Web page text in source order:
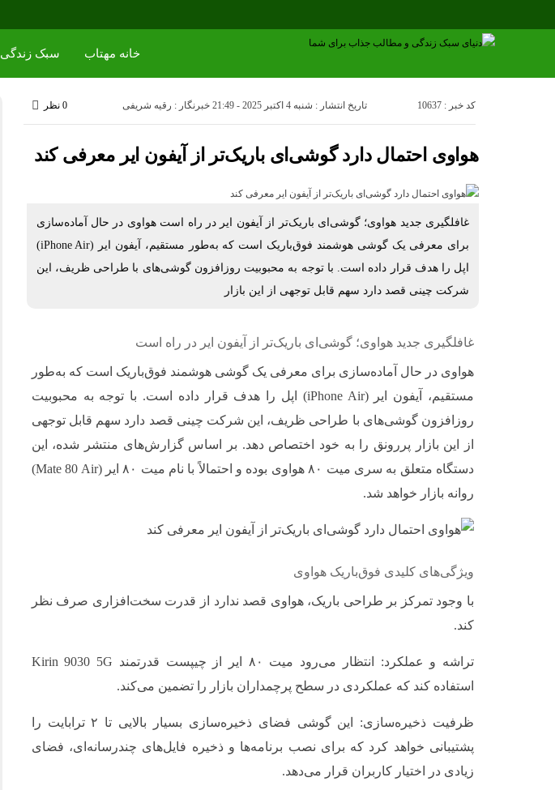
خانه مهتاب سبک زندگی
تاریخ انتشار : شنبه 4 اکتبر 2025 - 21:49 خبرنگار : رقیه شریفی کد خبر : 10637 0 نظر
هواوی احتمال دارد گوشی‌ای باریک‌تر از آیفون ایر معرفی کند
غافلگیری جدید هواوی؛ گوشی‌ای باریک‌تر از آیفون ایر در راه است هواوی در حال آماده‌سازی
برای معرفی یک گوشی هوشمند فوق‌باریک است که به‌طور مستقیم، آیفون ایر (iPhone Air)
اپل را هدف قرار داده است. با توجه به محبوبیت روزافزون گوشی‌های با طراحی ظریف، این
شرکت چینی قصد دارد سهم قابل توجهی از این بازار
غافلگیری جدید هواوی؛ گوشی‌ای باریک‌تر از آیفون ایر در راه است
هواوی در حال آماده‌سازی برای معرفی یک گوشی هوشمند فوق‌باریک است که به‌طور
مستقیم، آیفون ایر (iPhone Air) اپل را هدف قرار داده است. با توجه به محبوبیت
روزافزون گوشی‌های با طراحی ظریف، این شرکت چینی قصد دارد سهم قابل توجهی
از این بازار پررونق را به خود اختصاص دهد. بر اساس گزارش‌های منتشر شده، این
دستگاه متعلق به سری میت ۸۰ هواوی بوده و احتمالاً با نام میت ۸۰ ایر (Mate 80 Air)
روانه بازار خواهد شد.
ویژگی‌های کلیدی فوق‌باریک هواوی
با وجود تمرکز بر طراحی باریک، هواوی قصد ندارد از قدرت سخت‌افزاری صرف نظر
کند.
تراشه و عملکرد: انتظار می‌رود میت ۸۰ ایر از چیپست قدرتمند Kirin 9030 5G
استفاده کند که عملکردی در سطح پرچمداران بازار را تضمین می‌کند.
ظرفیت ذخیره‌سازی: این گوشی فضای ذخیره‌سازی بسیار بالایی تا ۲ ترابایت را
پشتیبانی خواهد کرد که برای نصب برنامه‌ها و ذخیره فایل‌های چندرسانه‌ای، فضای
زیادی در اختیار کاربران قرار می‌دهد.